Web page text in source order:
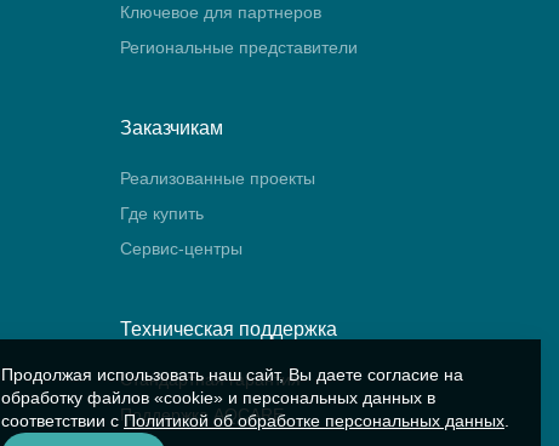
Ключевое для партнеров
Региональные представители
Заказчикам
Реализованные проекты
Где купить
Сервис-центры
Техническая поддержка
Стандартная гарантия
Поддержка AQCARE
Продолжая использовать наш сайт, Вы даете согласие на
обработку файлов «cookie» и персональных данных в
соответствии сПолитикой об обработке персональных данных